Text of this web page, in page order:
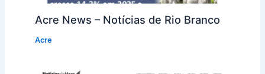
Acre News – Notícias de Rio Branco
Acre